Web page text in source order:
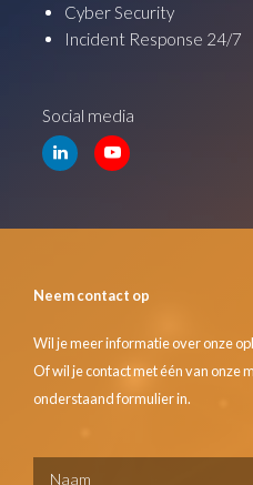
Cyber Security
Incident Response 24/7
Social media
Neem contact op
Wil je meer informatie over onze
Of wil je contact met één van onze
onderstaand formulier in.